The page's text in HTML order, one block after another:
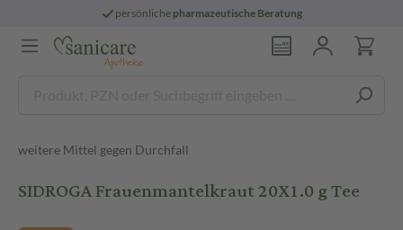
persönliche pharmazeutische Beratung
weitere Mittel gegen Durchfall
SIDROGA Frauenmantelkraut 20X1.0 g Tee